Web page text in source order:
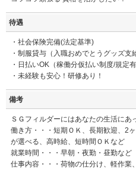
待遇
・社会保険完備(法定基準)
・制服貸与（入職おめでとうグッズ支
・日払いOK（稼働分仮払い制度/規定
・未経験も安心！研修あり！
備考
ＳＧフィルダーにはあなたの生活にあ
働き方・・・短期ＯＫ、長期歓迎、2
が選べる、高時給、短時間ＯＫなど
就業時間・・・早朝・夜勤・昼勤など
仕事内容・・・荷物の仕分け、軽作業